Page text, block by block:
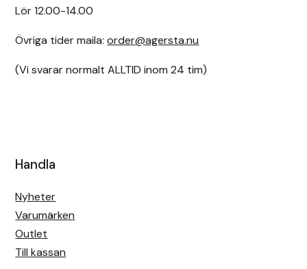
Lör 12.00-14.00
Övriga tider maila:order@agersta.nu
(Vi svarar normalt ALLTID inom 24 tim)
Handla
Nyheter
Varumärken
Outlet
Till kassan